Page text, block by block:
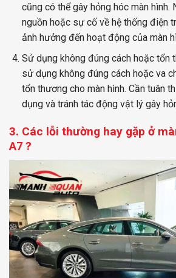
cũng có thể gây hỏng hóc màn hình.
nguồn hoặc sự cố về hệ thống điện
ảnh hưởng đến hoạt động của màn
Sử dụng không đúng cách hoặc tổn
sử dụng không đúng cách hoặc va
tổn thương cho màn hình. Cần tuân
dụng và tránh tác động vật lý gây
3. Các lỗi thường hay gặp ở
A7 ?